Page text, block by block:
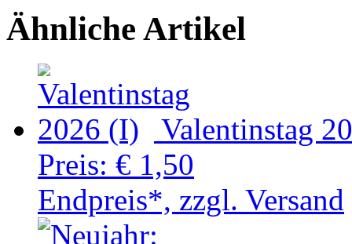
Ähnliche Artikel
Valentinstag
Preis: € 1,50
Endpreis*, zzgl. Versand